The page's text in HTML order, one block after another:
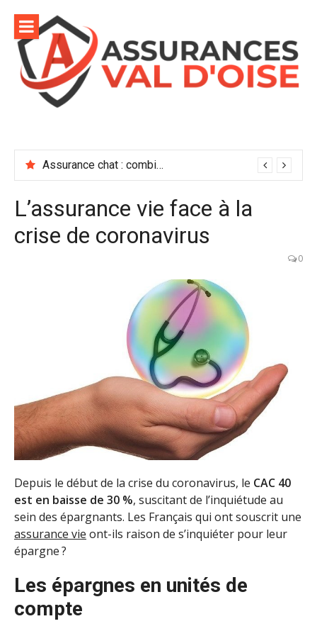
contenu
Assurance chat : combien coûte vraiment une bonne mutuelle ?
L’assurance vie face à la
crise de coronavirus
0
Depuis le début de la crise du coronavirus, le CAC 40
est en baisse de 30 %, suscitant de l’inquiétude au
sein des épargnants. Les Français qui ont souscrit une
assurance vie ont-ils raison de s’inquiéter pour leur
épargne ?
Les épargnes en unités de
compte